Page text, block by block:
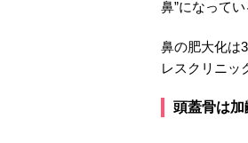
鼻”になって
鼻の肥大化は
レスクリニッ
頭蓋骨は加